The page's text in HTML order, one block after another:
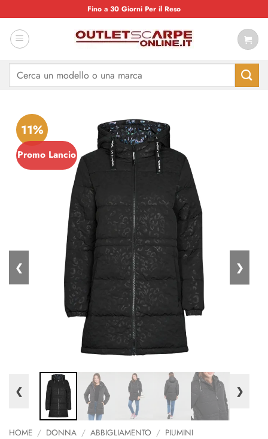
ai
contenuti
Fino a 30 Giorni Per il Reso
Cerca:
❮
11%
Promo Lancio
❯
❮ ❯
HOME / DONNA / ABBIGLIAMENTO / PIUMINI